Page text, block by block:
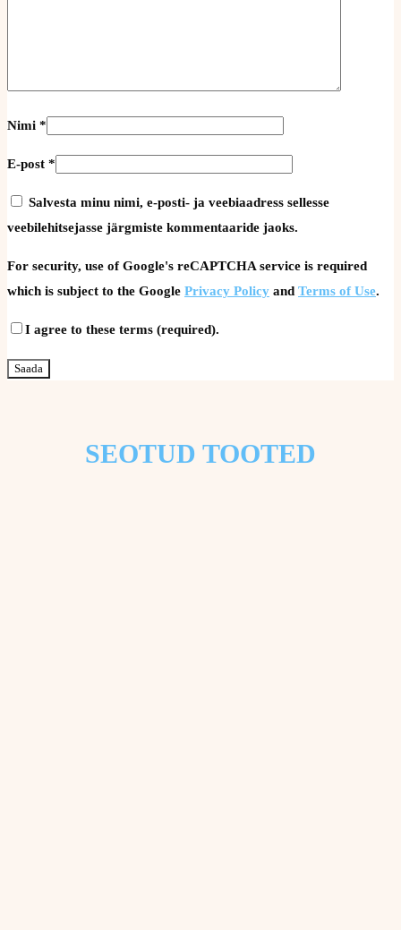
Nimi *
E-post *
Salvesta minu nimi, e-posti- ja veebiaadress sellesse
veebilehitsejasse järgmiste kommentaaride jaoks.
For security, use of Google's reCAPTCHA service is required
which is subject to the Google Privacy Policy and Terms of Use.
I agree to these terms (required).
SEOTUD TOOTED